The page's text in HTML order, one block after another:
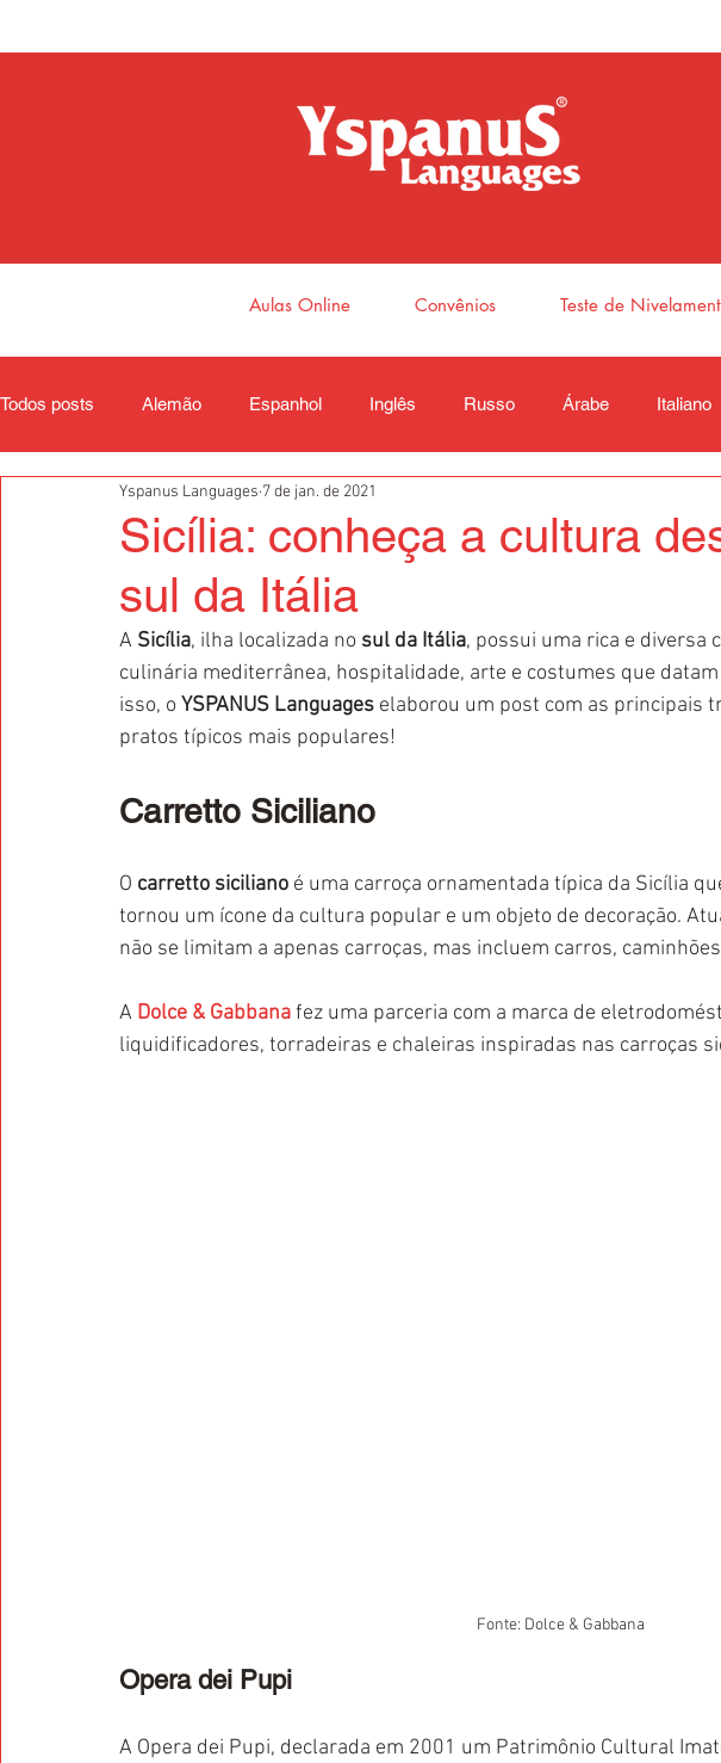
Aulas Online Convênios Teste de
Todos posts Alemão Espanhol Inglês Russo Árabe Italiano
Sicília: conheça a cultura
sul da Itália
Yspanus Languages 7 de jan. de 2021
A Sicília, ilha localizada no sul da Itália, possui uma rica e diversa
culinária mediterrânea, hospitalidade, arte e costumes que
isso, o YSPANUS Languages elaborou um post com as principais
pratos típicos mais populares!
Carretto Siciliano
O carretto siciliano é uma carroça ornamentada típica da Sicília
tornou um ícone da cultura popular e um objeto de decoração.
não se limitam a apenas carroças, mas incluem carros,
A Dolce & Gabbana fez uma parceria com a marca de
liquidificadores, torradeiras e chaleiras inspiradas nas carroças
Fonte: Dolce & Gabbana
Opera dei Pupi
A Opera dei Pupi, declarada em 2001 um Patrimônio Cultural